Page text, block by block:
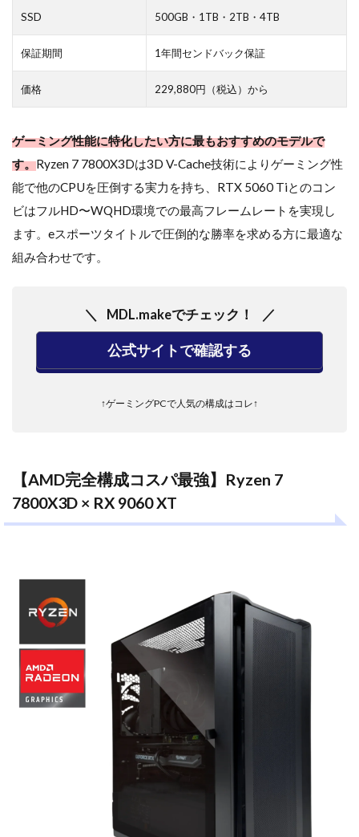
SSD 500GB・1TB・2TB・4TB
保証期間 1年間センドバック保証
価格 229,880円（税込）から
ゲーミング性能に特化したい方に最もおすすめのモデルで
す。Ryzen 7 7800X3Dは3D V-Cache技術によりゲーミング性
能で他のCPUを圧倒する実力を持ち、RTX 5060 Tiとのコン
ビはフルHD〜WQHD環境での最高フレームレートを実現し
ます。eスポーツタイトルで圧倒的な勝率を求める方に最適な
組み合わせです。
MDL.makeでチェック！
公式サイトで確認する
↑ゲーミングPCで人気の構成はコレ↑
【AMD完全構成コスパ最強】Ryzen 7
7800X3D × RX 9060 XT